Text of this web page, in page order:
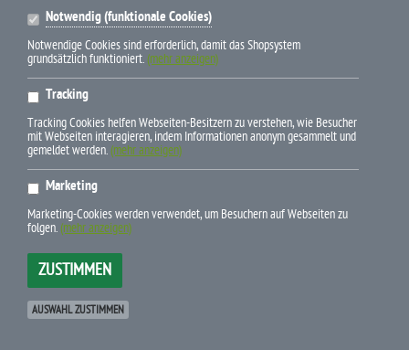
* Alle Preise inkl. gesetzl. Mehrwertsteuer zzgl. Versandkosten und
ggf. Nachnahmegebühren, wenn nicht anders beschrieben
Newsletter-Bestellung
Telefon +49 (0) 79 45-9 43 95 24
xt:Commerce 6.6.10 Pro © 2025
Betreut durch:
Notwendig (funktionale Cookies)
Notwendige Cookies sind erforderlich, damit das Shopsystem
grundsätzlich funktioniert.(mehr anzeigen)
Tracking
Tracking Cookies helfen Webseiten-Besitzern zu verstehen, wie Besucher
mit Webseiten interagieren, indem Informationen anonym gesammelt und
gemeldet werden.(mehr anzeigen)
Marketing
Marketing-Cookies werden verwendet, um Besuchern auf Webseiten zu
folgen.(mehr anzeigen)
ZUSTIMMEN
AUSWAHL ZUSTIMMEN